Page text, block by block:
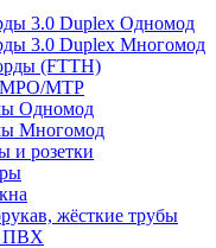
3.0 Duplex Одномод
3.0 Duplex Многомод
(FTTH)
MTP
Одномод
Многомод
и розетки
жёсткие трубы
ПВХ